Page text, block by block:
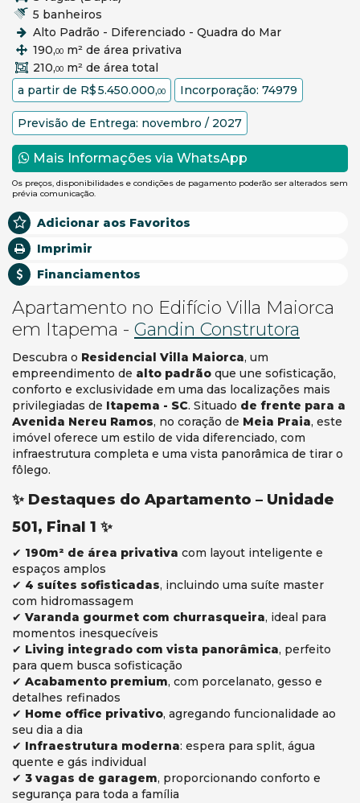
5 banheiros
Alto Padrão - Diferenciado - Quadra do Mar
190,00 m² de área privativa
210,00 m² de área total
a partir de R$ 5.450.000,00 Incorporação: 74979
Previsão de Entrega: novembro / 2027
Mais Informações via WhatsApp
Os preços, disponibilidades e condições de pagamento poderão ser alterados sem
prévia comunicação.
Adicionar aos Favoritos
Imprimir
Financiamentos
Apartamento no Edifício Villa Maiorca
em Itapema - Gandin Construtora
Descubra o Residencial Villa Maiorca, um
empreendimento de alto padrão que une sofisticação,
conforto e exclusividade em uma das localizações mais
privilegiadas de Itapema - SC. Situado de frente para a
Avenida Nereu Ramos, no coração de Meia Praia, este
imóvel oferece um estilo de vida diferenciado, com
infraestrutura completa e uma vista panorâmica de tirar o
fôlego.
✨ Destaques do Apartamento – Unidade
501, Final 1 ✨
✔ 190m² de área privativa com layout inteligente e
espaços amplos
✔ 4 suítes sofisticadas, incluindo uma suíte master
com hidromassagem
✔ Varanda gourmet com churrasqueira, ideal para
momentos inesquecíveis
✔ Living integrado com vista panorâmica, perfeito
para quem busca sofisticação
✔ Acabamento premium, com porcelanato, gesso e
detalhes refinados
✔ Home office privativo, agregando funcionalidade ao
seu dia a dia
✔ Infraestrutura moderna: espera para split, água
quente e gás individual
✔ 3 vagas de garagem, proporcionando conforto e
segurança para toda a família